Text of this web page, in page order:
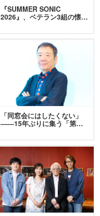
『SUMMER SONIC
2026』、ベテラン3組の懐…
「同窓会にはしたくない」
――15年ぶりに集う「第…